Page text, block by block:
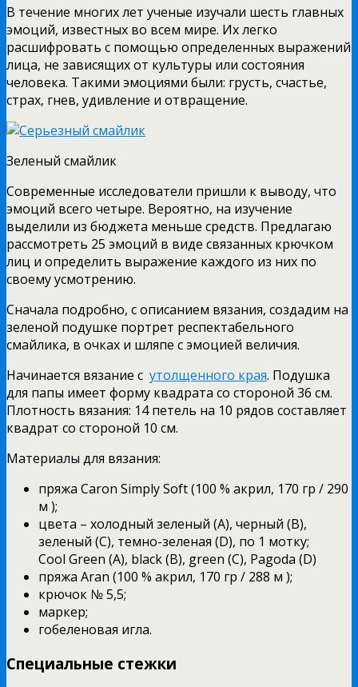
В течение многих лет ученые изучали шесть главных
эмоций, известных во всем мире. Их легко
расшифровать с помощью определенных выражений
лица, не зависящих от культуры или состояния
человека. Такими эмоциями были: грусть, счастье,
страх, гнев, удивление и отвращение.
Зеленый смайлик
Современные исследователи пришли к выводу, что
эмоций всего четыре. Вероятно, на изучение
выделили из бюджета меньше средств. Предлагаю
рассмотреть 25 эмоций в виде связанных крючком
лиц и определить выражение каждого из них по
своему усмотрению.
Сначала подробно, с описанием вязания, создадим на
зеленой подушке портрет респектабельного
смайлика, в очках и шляпе с эмоцией величия.
Начинается вязание с утолщенного края. Подушка
для папы имеет форму квадрата со стороной 36 см.
Плотность вязания: 14 петель на 10 рядов составляет
квадрат со стороной 10 см.
Материалы для вязания:
пряжа Caron Simply Soft (100 % акрил, 170 гр / 290
м );
цвета – холодный зеленый (A), черный (B),
зеленый (C), темно-зеленая (D), по 1 мотку;
Cool Green (A), black (B), green (C), Pagoda (D)
пряжа Aran (100 % акрил, 170 гр / 288 м );
крючок № 5,5;
маркер;
гобеленовая игла.
Специальные стежки